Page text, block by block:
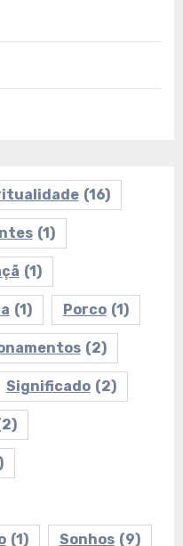
(16)
(1)
(1)
(1) Porco (1)
(2)
Significado (2)
(1) Sonhos (9)